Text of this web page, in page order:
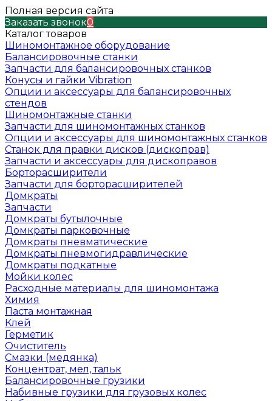
Полная версия сайта
Заказать звонок0
Каталог товаров
Шиномонтажное оборудование
Балансировочные станки
Запчасти для балансировочных станков
Конусы и гайки Vibration
Опции и аксессуары для балансировочных
стендов
Шиномонтажные станки
Запчасти для шиномонтажных станков
Опции и аксессуары для шиномонтажных станков
Станок для правки дисков (дископрав)
Запчасти и аксессуары для дископравов
Борторасширители
Запчасти для борторасширителей
Домкраты
Запчасти
Домкраты бутылочные
Домкраты парковочные
Домкраты пневматические
Домкраты пневмогидравлические
Домкраты подкатные
Мойки колес
Расходные материалы для шиномонтажа
Химия
Паста монтажная
Клей
Герметик
Очиститель
Смазки (медянка)
Концентрат, мел, тальк
Балансировочные грузики
Набивные грузики для грузовых колес